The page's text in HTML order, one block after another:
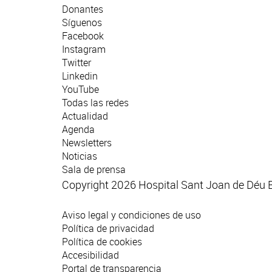
Donantes
Síguenos
Facebook
Instagram
Twitter
Linkedin
YouTube
Todas las redes
Actualidad
Agenda
Newsletters
Noticias
Sala de prensa
Copyright 2026 Hospital Sant Joan de Déu
Aviso legal y condiciones de uso
Política de privacidad
Política de cookies
Accesibilidad
Portal de transparencia